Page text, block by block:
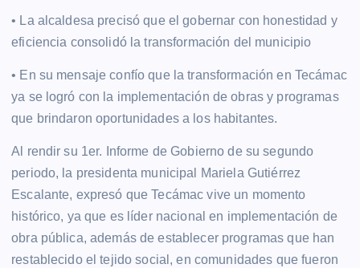
• La alcaldesa precisó que el gobernar con honestidad y
eficiencia consolidó la transformación del municipio
• En su mensaje confío que la transformación en Tecámac
ya se logró con la implementación de obras y programas
que brindaron oportunidades a los habitantes.
Al rendir su 1er. Informe de Gobierno de su segundo
periodo, la presidenta municipal Mariela Gutiérrez
Escalante, expresó que Tecámac vive un momento
histórico, ya que es líder nacional en implementación de
obra pública, además de establecer programas que han
restablecido el tejido social, en comunidades que fueron